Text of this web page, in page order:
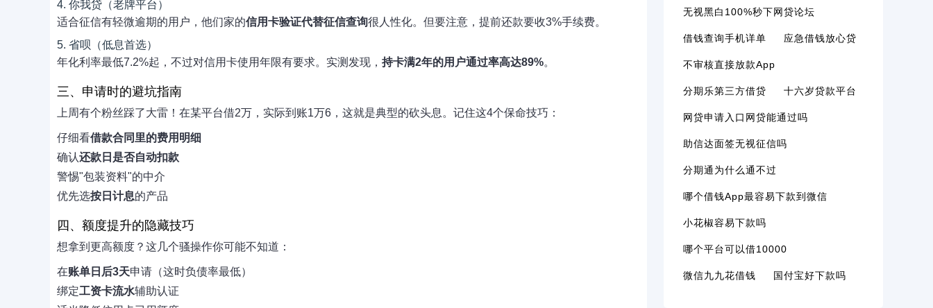
4. 你我贷（老牌平台）
适合征信有轻微逾期的用户，他们家的信用卡验证代替征信查询很人性化。但要注意，提前还款要收3%手续费。
5. 省呗（低息首选）
年化利率最低7.2%起，不过对信用卡使用年限有要求。实测发现， 持卡满2年的用户通过率高达89%。
三、申请时的避坑指南
上周有个粉丝踩了大雷！在某平台借2万，实际到账1万6，这就是典型的砍头息。记住这4个保命技巧：
仔细看借款合同里的费用明细
确认还款日是否自动扣款
警惕"包装资料"的中介
优先选按日计息的产品
四、额度提升的隐藏技巧
想拿到更高额度？这几个骚操作你可能不知道：
在账单日后3天申请（这时负债率最低）
绑定工资卡流水辅助认证
无视黑白100%秒下网贷论坛
借钱查询手机详单 应急借钱放心贷
不审核直接放款app
分期乐第三方借贷 十六岁贷款平台
网贷申请入口网贷能通过吗
助信达面签无视征信吗
分期通为什么通不过
哪个借钱app最容易下款到微信
小花椒容易下款吗
哪个平台可以借10000
微信九九花借钱 国付宝好下款吗